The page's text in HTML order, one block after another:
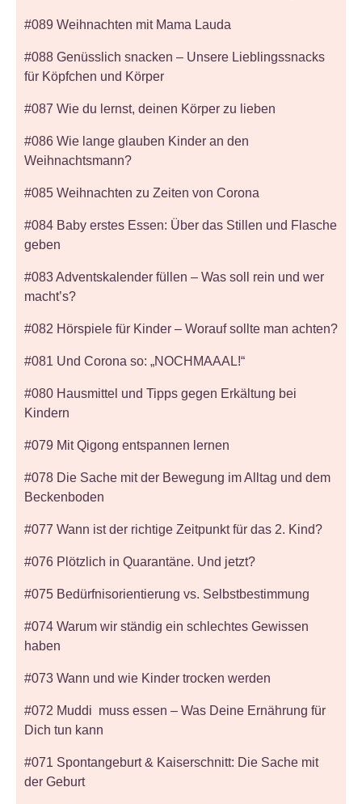
#089 Weihnachten mit Mama Lauda
#088 Genüsslich snacken – Unsere Lieblingssnacks
für Köpfchen und Körper
#087 Wie du lernst, deinen Körper zu lieben
#086 Wie lange glauben Kinder an den
Weihnachtsmann?
#085 Weihnachten zu Zeiten von Corona
#084 Baby erstes Essen: Über das Stillen und Flasche
geben
#083 Adventskalender füllen – Was soll rein und wer
macht’s?
#082 Hörspiele für Kinder – Worauf sollte man achten?
#081 Und Corona so: „NOCHMAAAL!“
#080 Hausmittel und Tipps gegen Erkältung bei
Kindern
#079 Mit Qigong entspannen lernen
#078 Die Sache mit der Bewegung im Alltag und dem
Beckenboden
#077 Wann ist der richtige Zeitpunkt für das 2. Kind?
#076 Plötzlich in Quarantäne. Und jetzt?
#075 Bedürfnisorientierung vs. Selbstbestimmung
#074 Warum wir ständig ein schlechtes Gewissen
haben
#073 Wann und wie Kinder trocken werden
#072 Muddi muss essen – Was Deine Ernährung für
Dich tun kann
#071 Spontangeburt & Kaiserschnitt: Die Sache mit
der Geburt